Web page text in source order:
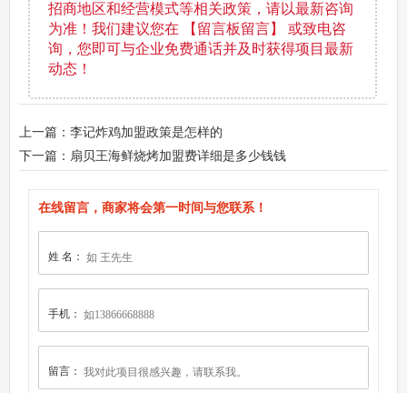
招商地区和经营模式等相关政策，请以最新咨询
为准！我们建议您在 【留言板留言】 或致电咨
询，您即可与企业免费通话并及时获得项目最新
动态！
上一篇：李记炸鸡加盟政策是怎样的
下一篇：扇贝王海鲜烧烤加盟费详细是多少钱钱
在线留言，商家将会第一时间与您联系！
姓 名：
手机：
留言：